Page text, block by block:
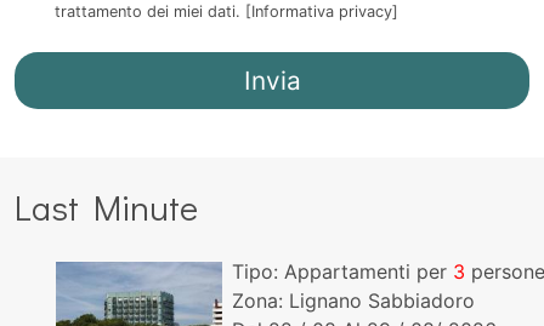
trattamento dei miei dati. [Informativa privacy]
Last Minute
Tipo: Appartamenti per 3persone!
Zona: Lignano Sabbiadoro